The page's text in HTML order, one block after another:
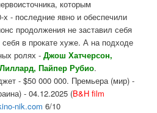
которым
х - последние явно и обеспечили
продолжения не заставил себя
в прокате хуже. А на подходе
ролях -Джош Хатчерсон,
Пайпер Рубио.
- $50 000 000. Премьера (мир) -
- 04.12.2025 (B&H film
nik.com 6/10